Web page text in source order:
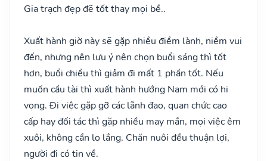
Gia trạch đẹp đẽ tốt thay mọi bề..
Xuất hành giờ này sẽ gặp nhiều điềm lành, niềm vui
đến, nhưng nên lưu ý nên chọn buổi sáng thì tốt
hơn, buổi chiều thì giảm đi mất 1 phần tốt. Nếu
muốn cầu tài thì xuất hành hướng Nam mới có hi
vọng. Đi việc gặp gỡ các lãnh đạo, quan chức cao
cấp hay đối tác thì gặp nhiều may mắn, mọi việc êm
xuôi, không cần lo lắng. Chăn nuôi đều thuận lợi,
người đi có tin về.